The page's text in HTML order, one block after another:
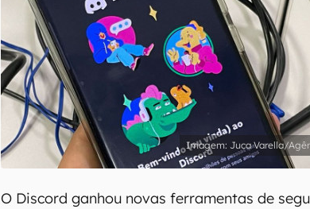
Confirmo que li, aceito e concordo com os Termos
Juca Varella/
O Discord ganhou novas ferramentas de